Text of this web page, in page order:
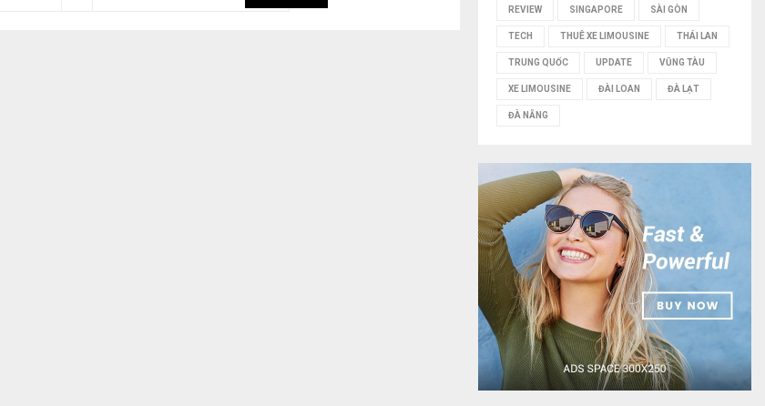
REVIEW SINGAPORE SÀI GÒN
TECH THUÊ XE LIMOUSINE THÁI LAN
TRUNG QUỐC UPDATE VŨNG TÀU
XE LIMOUSINE ĐÀI LOAN ĐÀ LẠT
ĐÀ NẴNG